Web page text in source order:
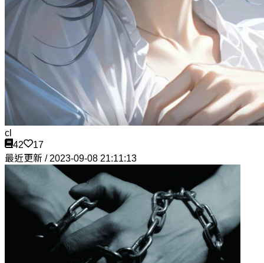
cl
42
17
最近更新 / 2023-09-08 21:11:13